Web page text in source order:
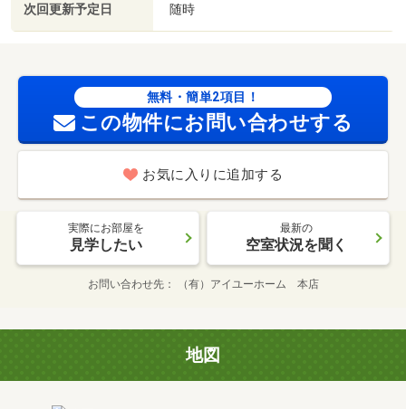
次回更新予定日 随時
無料・簡単2項目！
この物件にお問い合わせする
お気に入りに追加する
実際にお部屋を
見学したい
最新の
空室状況を聞く
お問い合わせ先 （有）アイユーホーム 本店
地図